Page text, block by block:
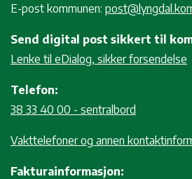
E-post kommunen:
Send digital post sikkert til
Lenke til eDialog, sikker forsendelse
Telefon:
38 33 40 00 - sentralbord
Vakttelefoner og annen
Fakturainformasjon: